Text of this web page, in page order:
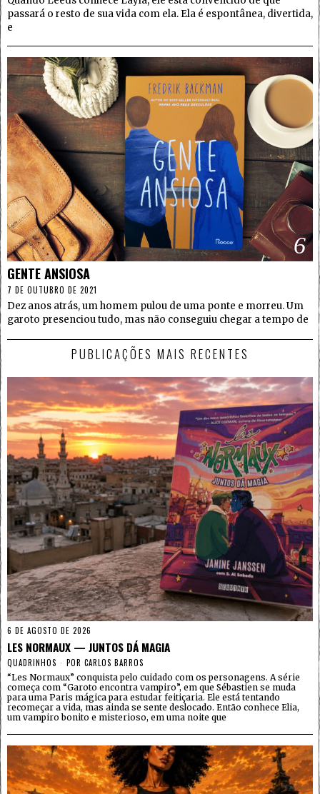
passará o resto de sua vida com ela. Ela é espontânea, divertida,
e
6
GENTE ANSIOSA
7 DE OUTUBRO DE 2021
Dez anos atrás, um homem pulou de uma ponte e morreu. Um
garoto presenciou tudo, mas não conseguiu chegar a tempo de
PUBLICAÇÕES MAIS RECENTES
6 DE AGOSTO DE 2026
LES NORMAUX — JUNTOS DÁ MAGIA
QUADRINHOS POR CARLOS BARROS
“Les Normaux” conquista pelo cuidado com os personagens. A série
começa com “Garoto encontra vampiro”, em que Sébastien se muda
para uma Paris mágica para estudar feitiçaria. Ele está tentando
recomeçar a vida, mas ainda se sente deslocado. Então conhece Elia,
um vampiro bonito e misterioso, em uma noite que